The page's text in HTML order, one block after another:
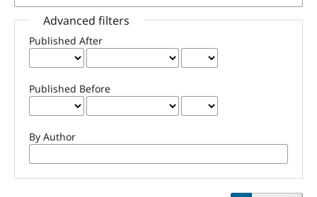
Advanced filters
Published After
Published Before
By Author